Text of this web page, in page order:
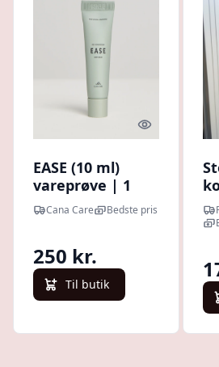
Quick look
EASE (10 ml)
vareprøve | 1
kolli af 25
Cana Care Bedste pris
250 kr.
Til butik